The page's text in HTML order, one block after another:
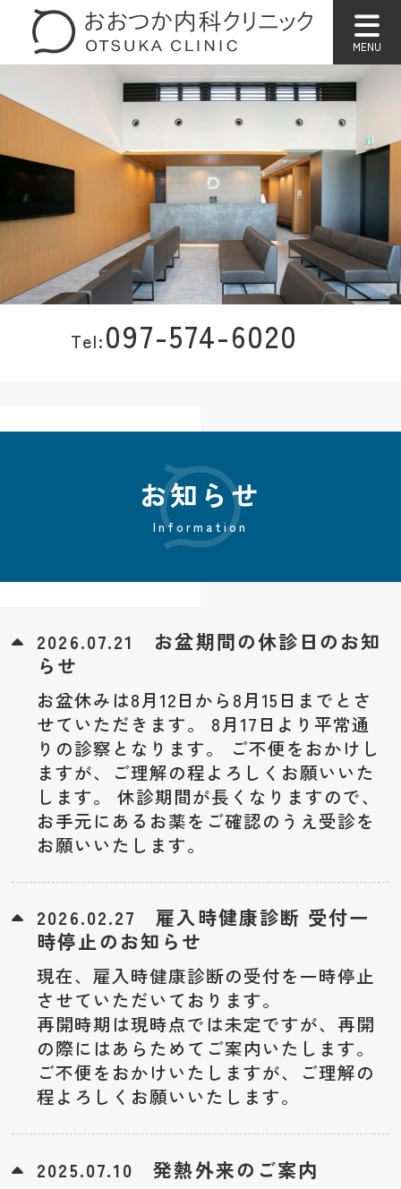
Tel:097-574-6020
お知らせ
Information
2026.07.21
お盆期間の休診日のお知
らせ
お盆休みは8月12日から8月15日までとさ
せていただきます。 8月17日より平常通
りの診察となります。 ご不便をおかけし
ますが、ご理解の程よろしくお願いいた
します。 休診期間が長くなりますので、
お手元にあるお薬をご確認のうえ受診を
お願いいたします。
2026.02.27
雇入時健康診断 受付一
時停止のお知らせ
現在、雇入時健康診断の受付を一時停止
させていただいております。
再開時期は現時点では未定ですが、再開
の際にはあらためてご案内いたします。
ご不便をおかけいたしますが、ご理解の
程よろしくお願いいたします。
2025.07.10 発熱外来のご案内